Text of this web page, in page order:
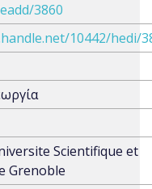
3860
10442/hedi/
Scientifique et
Grenoble